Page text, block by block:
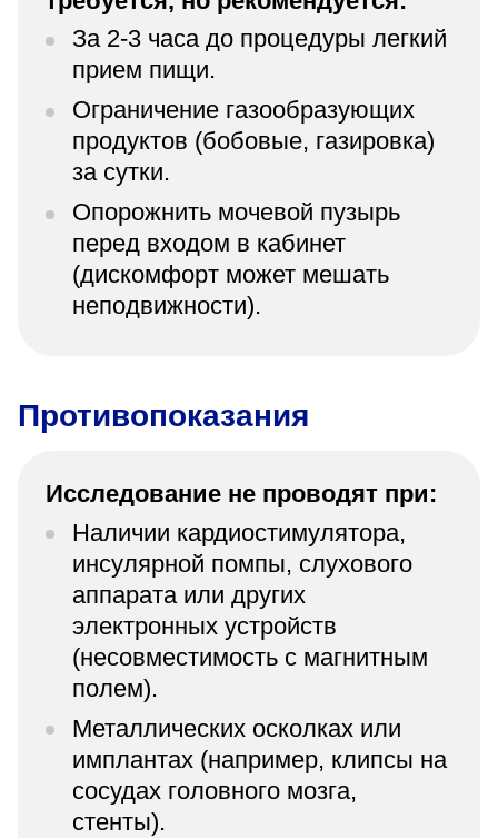
За 2-3 часа до процедуры легкий
прием пищи.
Ограничение газообразующих
продуктов (бобовые, газировка)
за сутки.
Опорожнить мочевой пузырь
перед входом в кабинет
(дискомфорт может мешать
неподвижности).
Противопоказания
Исследование не проводят при:
Наличии кардиостимулятора,
инсулярной помпы, слухового
аппарата или других
электронных устройств
(несовместимость с магнитным
полем).
Металлических осколках или
имплантах (например, клипсы на
сосудах головного мозга,
стенты).